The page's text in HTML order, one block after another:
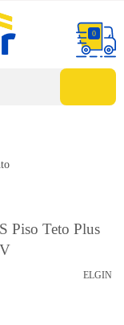
0
Piso Teto Plus
ELGIN